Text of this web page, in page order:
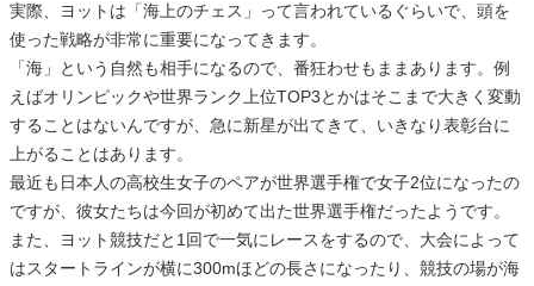
実際、ヨットは「海上のチェス」って言われているぐらいで、頭を
使った戦略が非常に重要になってきます。
「海」という自然も相手になるので、番狂わせもままあります。例
えばオリンピックや世界ランク上位TOP3とかはそこまで大きく変動
することはないんですが、急に新星が出てきて、いきなり表彰台に
上がることはあります。
最近も日本人の高校生女子のペアが世界選手権で女子2位になったの
ですが、彼女たちは今回が初めて出た世界選手権だったようです。
また、ヨット競技だと1回で一気にレースをするので、大会によって
はスタートラインが横に300mほどの長さになったり、競技の場が海